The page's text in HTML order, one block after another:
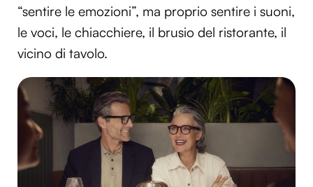
“sentire le emozioni”, ma proprio sentire i suoni,
le voci, le chiacchiere, il brusio del ristorante, il
vicino di tavolo.